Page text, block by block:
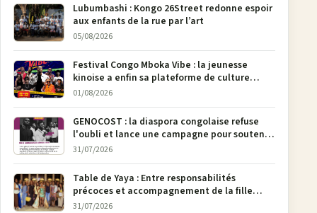
Lubumbashi : Kongo 26Street redonne espoir
aux enfants de la rue par l’art
05/08/2026
Festival Congo Mboka Vibe : la jeunesse
kinoise a enfin sa plateforme de culture
urbaine
01/08/2026
GENOCOST : la diaspora congolaise refuse
l'oubli et lance une campagne pour soutenir
la pétition FONAREV depuis Bruxelles
31/07/2026
Table de Yaya : Entre responsabilités
précoces et accompagnement de la fille
aînée, la diaspora en débat
31/07/2026